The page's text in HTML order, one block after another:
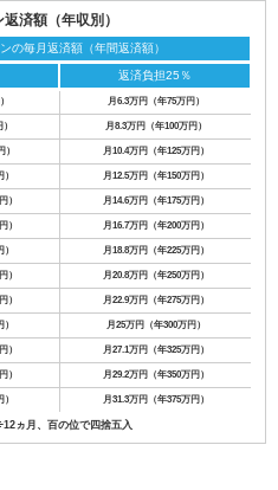
済額（年収別）
の毎月返済額（年間返済額）
返済負担25％
月6.3万円（年75万円）
月8.3万円（年100万円）
） 月10.4万円（年125万円）
月12.5万円（年150万円）
） 月14.6万円（年175万円）
） 月16.7万円（年200万円）
月18.8万円（年225万円）
） 月20.8万円（年250万円）
） 月22.9万円（年275万円）
月25万円（年300万円）
） 月27.1万円（年325万円）
） 月29.2万円（年350万円）
月31.3万円（年375万円）
ヵ月、百の位で四捨五入